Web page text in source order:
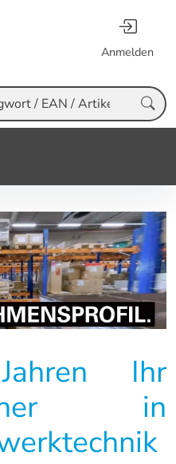
Anmelden
Ihr
in